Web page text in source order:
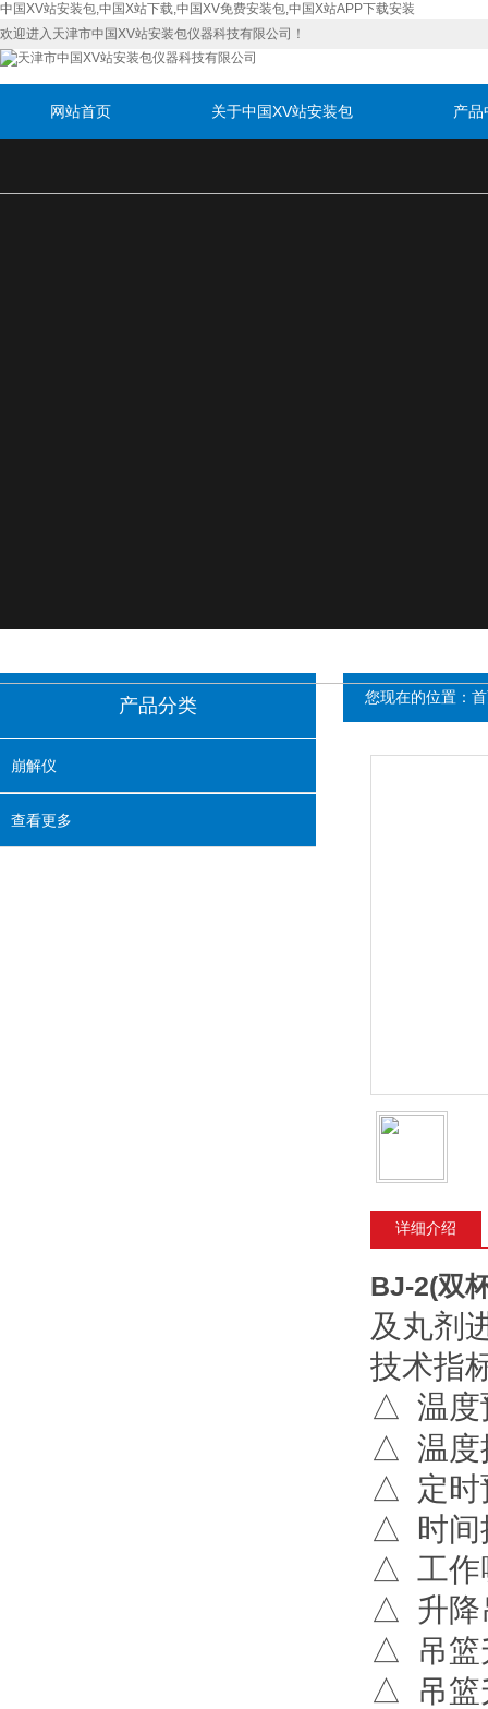
中国XV站安装包,中国X站下载,中国XV免费安装包,中国X站APP下载安装
欢迎进入天津市中国XV站安装包仪器科技有限公司！
网站首页 关于中国XV站安装包 产品
产品分类
崩解仪
查看更多
您现在的位置：
详细介绍
BJ-2(双
及丸剂
技术指
△ 温度
△ 温度
△ 定时
△ 时间
△ 工作噪
△ 升降吊
△ 吊篮
△ 吊篮